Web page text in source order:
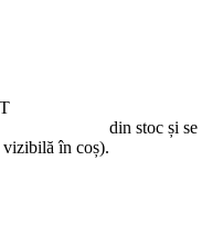
din stoc și se
vizibilă în coș).